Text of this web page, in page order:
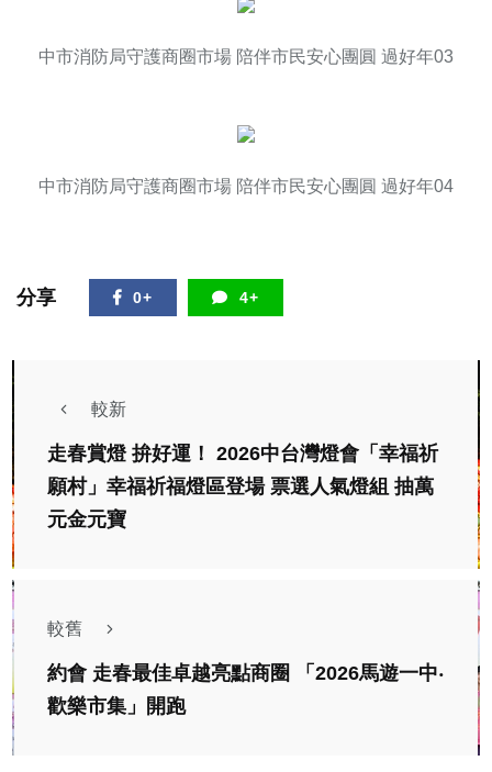
中市消防局守護商圈市場 陪伴市民安心團圓 過好年03
中市消防局守護商圈市場 陪伴市民安心團圓 過好年04
分享 0+ 4+
較新
走春賞燈 拚好運！ 2026中台灣燈會「幸福祈
願村」幸福祈福燈區登場 票選人氣燈組 抽萬
元金元寶
較舊
約會 走春最佳卓越亮點商圈 「2026馬遊一中‧
歡樂市集」開跑